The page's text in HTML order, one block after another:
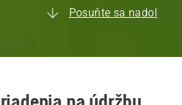
Posuňte sa nadol